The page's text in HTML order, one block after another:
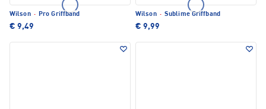
Wilson · Pro Griffband
€ 9,49
Wilson · Sublime Griffband
€ 9,99